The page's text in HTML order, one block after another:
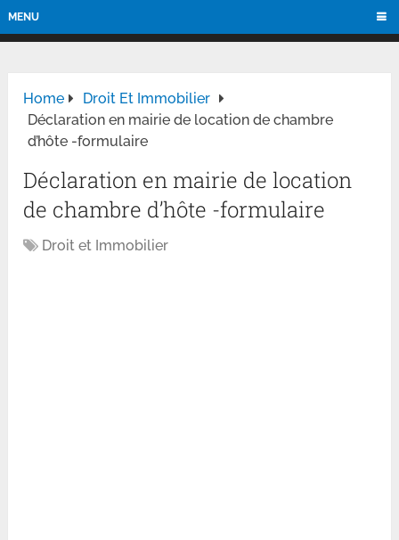
MENU
Home
Droit Et Immobilier
Déclaration en mairie de location de chambre
d’hôte -formulaire
Déclaration en mairie de location
de chambre d’hôte -formulaire
Droit et Immobilier